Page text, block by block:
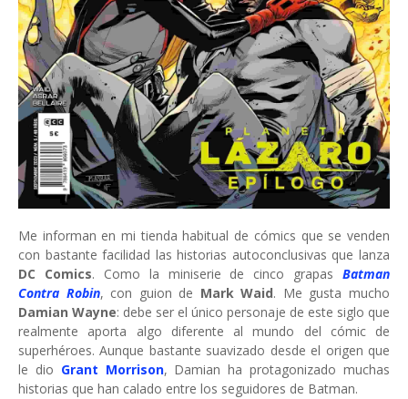
Me informan en mi tienda habitual de cómics que se venden
con bastante facilidad las historias autoconclusivas que lanza
DC Comics. Como la miniserie de cinco grapas Batman
Contra Robin, con guion de Mark Waid. Me gusta mucho
Damian Wayne: debe ser el único personaje de este siglo que
realmente aporta algo diferente al mundo del cómic de
superhéroes. Aunque bastante suavizado desde el origen que
le dio Grant Morrison, Damian ha protagonizado muchas
historias que han calado entre los seguidores de Batman.